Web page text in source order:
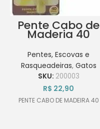
Pente Cabo de
Maderia 40
Pinus BBB Pet
Pentes, Escovas e
Rasqueadeiras, Gatos
SKU: 200003
R$ 22,90
PENTE CABO DE MADEIRA 40